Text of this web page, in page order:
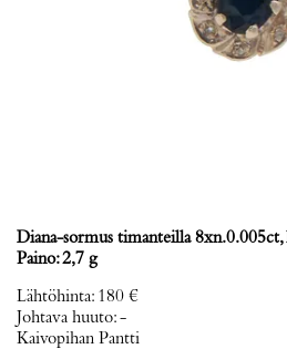
Diana-sormus timanteilla
Paino: 2,7 g
Lähtöhinta: 180 €
Johtava huuto:-
Kaivopihan Pantti